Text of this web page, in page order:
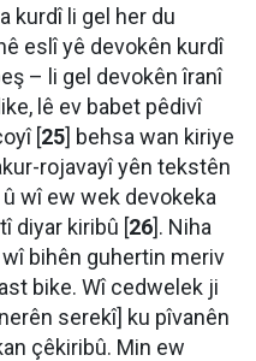
kurdî li gel her du
eslî yê devokên kurdî
– li gel devokên îranî
lê ev babet pêdivî
[25] behsa wan kiriye
rojavayî yên tekstên
wî ew wek devokeka
diyar kiribû [26]. Niha
bihên guhertin meriv
bike. Wî cedwelek ji
serekî] ku pîvanên
çêkiribû. Min ew